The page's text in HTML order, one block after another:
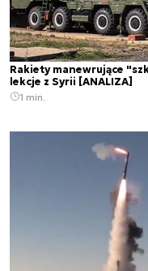
Rakiety manewrujące
lekcje z Syrii [ANALIZA]
1 min.